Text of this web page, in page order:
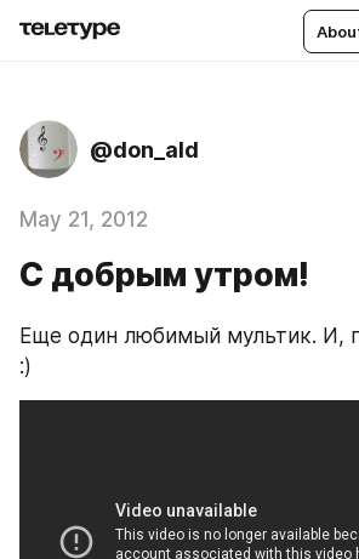
@don_ald
May 21, 2012
С добрым утром!
Еще один любимый мультик. И,
:)